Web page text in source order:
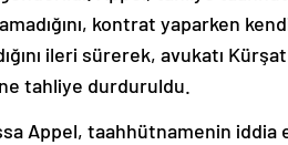
kontrat yaparken
ileri sürerek, avukatı
tahliye durduruldu.
Appel, taahhütnamenin iddia